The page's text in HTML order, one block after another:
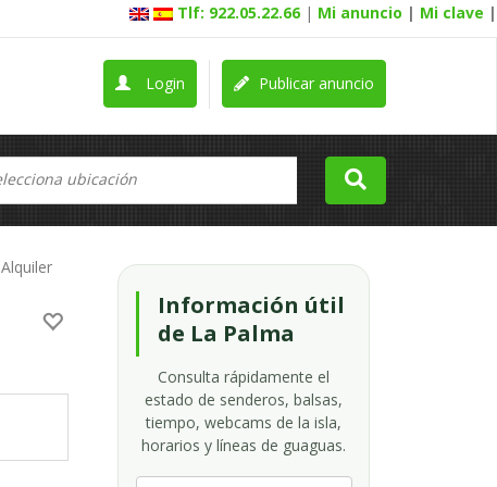
Tlf: 922.05.22.66 | Mi anuncio | Mi clave |
Publicar anuncio
Login
Alquiler
Información útil
de La Palma
Consulta rápidamente el
estado de senderos, balsas,
tiempo, webcams de la isla,
horarios y líneas de guaguas.